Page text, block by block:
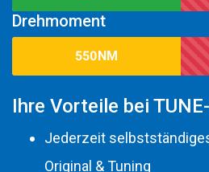
Drehmoment
550NM
Ihre Vorteile bei
Jederzeit
Original & Tuning